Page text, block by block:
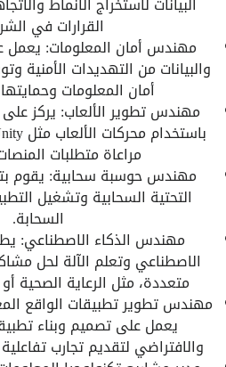
القرارات في
مهندس أمان المعلومات: يعمل
والبيانات من التهديدات الأمنية
أمان المعلومات
مهندس تطوير الألعاب: يركز على
مراعاة متطلبات
مهندس حوسبة سحابية: يقوم
التحتية السحابية وتشغيل
السحابة.
مهندس الذكاء الاصطناعي:
الاصطناعي وتعلم الآلة لحل
متعددة، مثل الرعاية الصحية أو
مهندس تطوير تطبيقات الواقع
يعمل على تصميم وبناء
والافتراضي لتقديم تجارب